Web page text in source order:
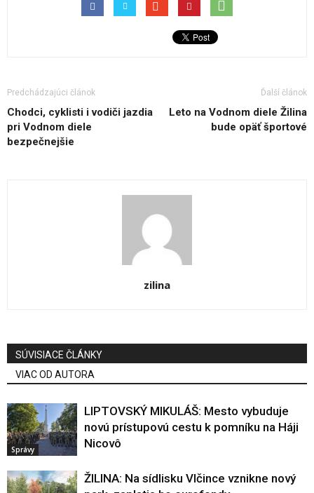
Predchádzajúci článok
Chodci, cyklisti i vodiči jazdia
pri Vodnom diele
bezpečnejšie
Ďalší článok
Leto na Vodnom diele Žilina
bude opäť športové
zilina
SÚVISIACE ČLÁNKY
VIAC OD AUTORA
Správy
LIPTOVSKÝ MIKULÁŠ: Mesto vybuduje
novú prístupovú cestu k pomníku na Háji
Nicovô
ŽILINA: Na sídlisku Vlčince vznikne nový